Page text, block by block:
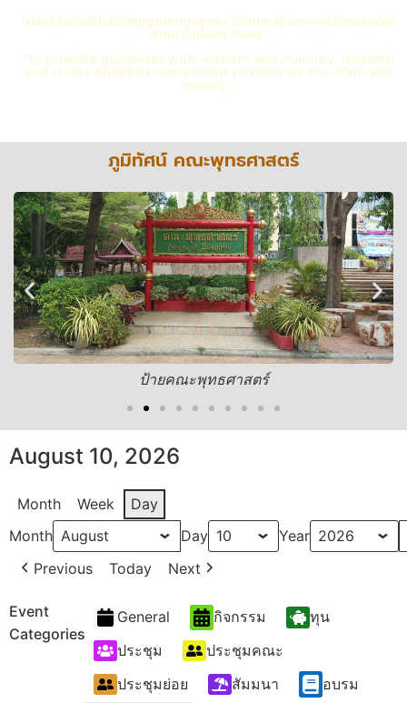
"ผลิตบัณฑิตให้มีสติปัญญาและคุณธรรม วิจัยและสร้างพุทธนวัตกรรมเพื่อ
พัฒนาจิตใจและสังคม"
"To produce graduates with wisdom and morality, research
and create Buddhist innovations to cultivate the mind and
society."
ภูมิทัศน์ คณะพุทธศาสตร์
ป้ายคณะพุทธศาสตร์
August 10, 2026
Month Week
Day
Month
Day
Year
Previous
Today Next
Event
Categories
General กิจกรรม
ทุน
ประชุม
ประชุมคณะ
ประชุมย่อย
สัมมนา
อบรม